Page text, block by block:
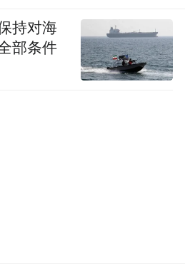
持对海
部条件